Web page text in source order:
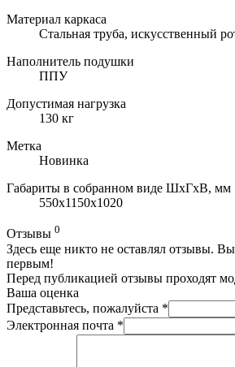
Материал каркаса
Стальная труба, искусственный
Наполнитель подушки
ППУ
Допустимая нагрузка
130 кг
Метка
Новинка
Габариты в собранном виде ШхГхВ, мм
550х1150х1020
Отзывы 0
Здесь еще никто не оставлял отзывы.
первым!
Перед публикацией отзывы проходят
Ваша оценка
Представьтесь, пожалуйста *
Электронная почта *